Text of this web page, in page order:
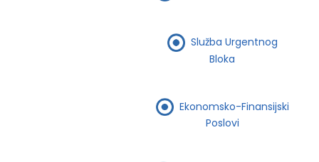
Služba Urgentnog
Bloka
Ekonomsko-Finansijski
Poslovi